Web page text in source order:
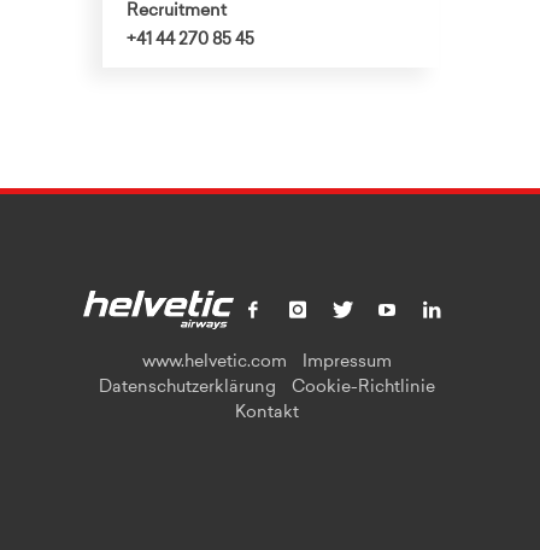
Recruitment
+41 44 270 85 45
www.helvetic.com
Impressum
Datenschutzerklärung
Cookie-Richtlinie
Kontakt